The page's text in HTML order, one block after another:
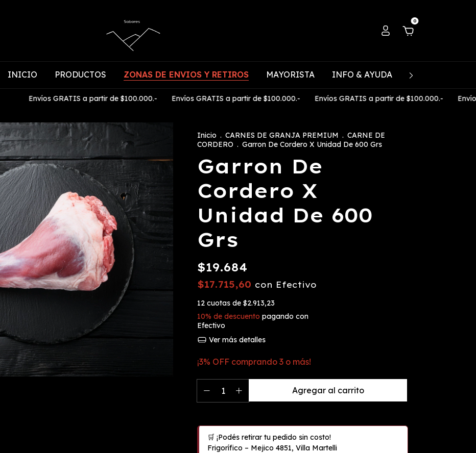
0
INICIO PRODUCTOS ZONAS DE ENVIOS Y RETIROS MAYORISTA INFO & AYUDA CONTACTO
Envíos GRATIS a partir de $100.000.- Envíos GRATIS a partir de $100.000.- Envíos GRATIS a partir de $100.000.- Envíos
Inicio . CARNES DE GRANJA PREMIUM . CARNE DE
CORDERO . Garron De Cordero X Unidad De 600 Grs
Garron De
Cordero X
Unidad De 600
Grs
$19.684
$17.715,60 con Efectivo
12 cuotas de $2.913,23
10% de descuento pagando con
Efectivo
Ver más detalles
¡3% OFF comprando 3 o más!